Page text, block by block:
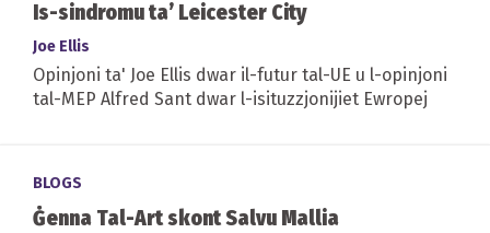
Is-sindromu ta’ Leicester City
Joe Ellis
Opinjoni ta' Joe Ellis dwar il-futur tal-UE u l-opinjoni
tal-MEP Alfred Sant dwar l-isituzzjonijiet Ewropej
BLOGS
Ġenna Tal-Art skont Salvu Mallia